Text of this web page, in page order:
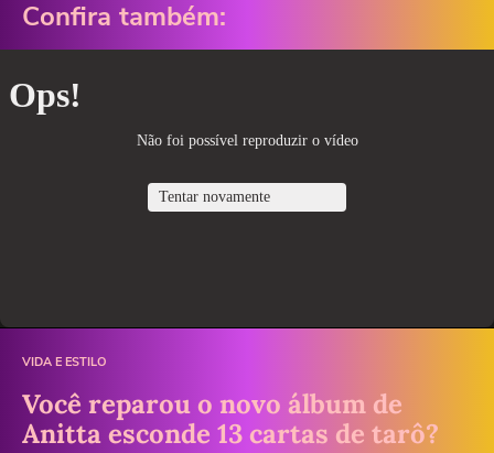
Confira também:
VIDA E ESTILO
Você reparou o novo álbum de
Anitta esconde 13 cartas de tarô?